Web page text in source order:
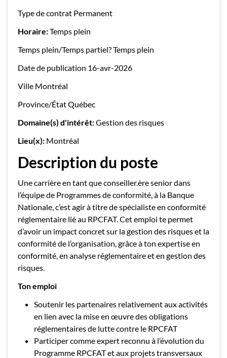
Type de contrat Permanent
Horaire:Temps plein
Temps plein/Temps partiel? Temps plein
Date de publication 16-avr-2026
Ville Montréal
Province/État Québec
Domaine(s) d'intérêt:Gestion des risques
Lieu(x): Montréal
Description du poste
Une carrière en tant que conseiller.ère senior dans
l’équipe de Programmes de conformité, à la Banque
Nationale, c’est agir à titre de spécialiste en conformité
réglementaire lié au RPCFAT. Cet emploi te permet
d’avoir un impact concret sur la gestion des risques et la
conformité de l’organisation, grâce à ton expertise en
conformité, en analyse réglementaire et en gestion des
risques.
Ton emploi
Soutenir les partenaires relativement aux activités
en lien avec la mise en œuvre des obligations
réglementaires de lutte contre le RPCFAT
Participer comme expert reconnu à l’évolution du
Programme RPCFAT et aux projets transversaux